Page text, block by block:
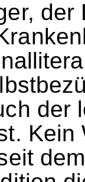
der
Kein